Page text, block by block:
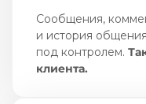
Сообщения,
и история
под контролем.
клиента.